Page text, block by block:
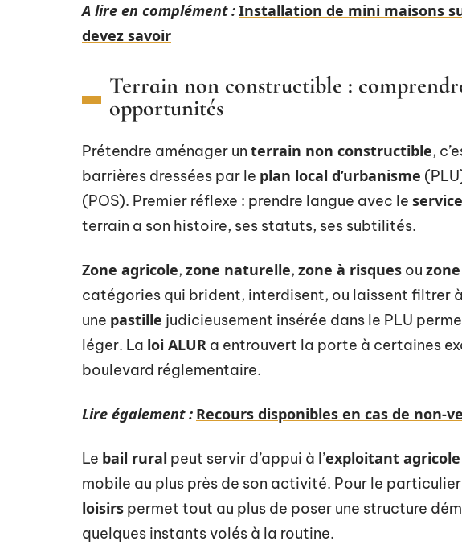
A lire en complément :Installation de mini maisons
devez savoir
Terrain non constructible :
opportunités
Prétendre aménager un terrain non constructible,
barrières dressées par le plan local d’urbanisme
(POS). Premier réflexe : prendre langue avec le
terrain a son histoire, ses statuts, ses subtilités.
Zone agricole, zone naturelle, zone à risques ou
catégories qui brident, interdisent, ou laissent filtrer
une pastille judicieusement insérée dans le PLU
léger. La loi ALUR a entrouvert la porte à certaines
boulevard réglementaire.
Lire également : Recours disponibles en cas de non-
Le bail rural peut servir d’appui à l’exploitant agricole
mobile au plus près de son activité. Pour le particulier
loisirs permet tout au plus de poser une structure
quelques instants volés à la routine.